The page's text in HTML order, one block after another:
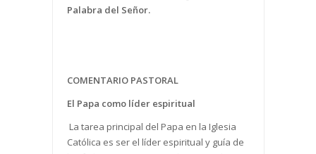
Palabra del Señor.
COMENTARIO PASTORAL
El Papa como líder espiritual
La tarea principal del Papa en la Iglesia
Católica es ser el líder espiritual y guía de